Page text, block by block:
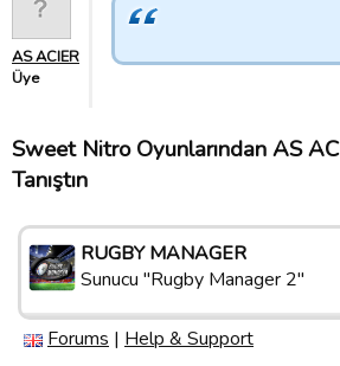
AS ACIER
Üye
Sweet Nitro Oyunlarından AS
Tanıştın
RUGBY MANAGER
Sunucu "Rugby Manager 2"
Forums | Help & Support